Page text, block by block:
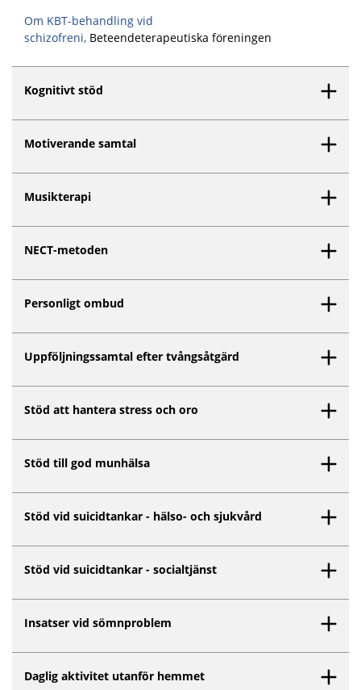
Om KBT-behandling vid
schizofreni, Beteendeterapeutiska föreningen
Kognitivt stöd
Motiverande samtal
Musikterapi
NECT-metoden
Personligt ombud
Uppföljningssamtal efter tvångsåtgärd
Stöd att hantera stress och oro
Stöd till god munhälsa
Stöd vid suicidtankar - hälso- och sjukvård
Stöd vid suicidtankar - socialtjänst
Insatser vid sömnproblem
Daglig aktivitet utanför hemmet